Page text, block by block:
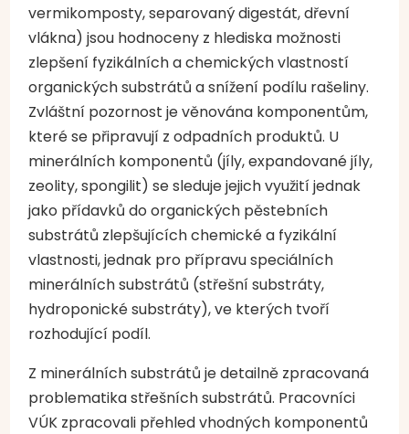
vermikomposty, separovaný digestát, dřevní
vlákna) jsou hodnoceny z hlediska možnosti
zlepšení fyzikálních a chemických vlastností
organických substrátů a snížení podílu rašeliny.
Zvláštní pozornost je věnována komponentům,
které se připravují z odpadních produktů. U
minerálních komponentů (jíly, expandované jíly,
zeolity, spongilit) se sleduje jejich využití jednak
jako přídavků do organických pěstebních
substrátů zlepšujících chemické a fyzikální
vlastnosti, jednak pro přípravu speciálních
minerálních substrátů (střešní substráty,
hydroponické substráty), ve kterých tvoří
rozhodující podíl.
Z minerálních substrátů je detailně zpracovaná
problematika střešních substrátů. Pracovníci
VÚK zpracovali přehled vhodných komponentů